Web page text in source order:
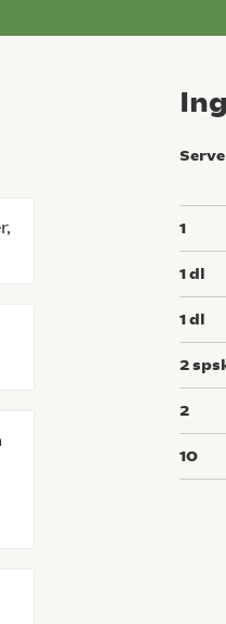
1
1dl
1dl
2
2
10